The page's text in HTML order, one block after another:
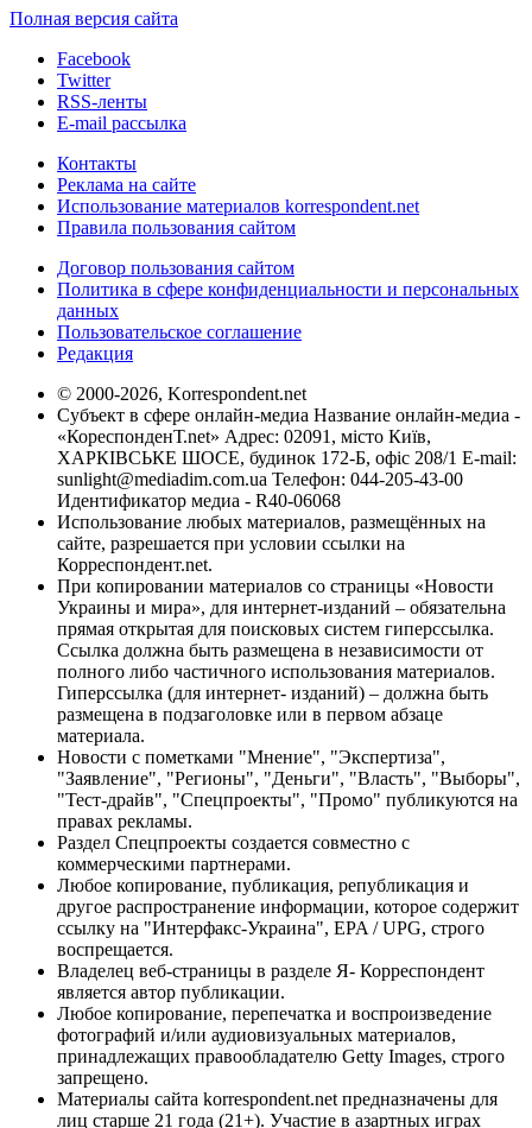
Полная версия сайта
Facebook
Twitter
RSS-ленты
E-mail рассылка
Контакты
Реклама на сайте
Использование материалов korrespondent.net
Правила пользования сайтом
Договор пользования сайтом
Политика в сфере конфиденциальности и персональных
данных
Пользовательское соглашение
Редакция
© 2000-2026, Korrespondent.net
Субъект в сфере онлайн-медиа Название онлайн-медиа -
«КореспонденТ.net» Адрес: 02091, місто Київ,
ХАРКІВСЬКЕ ШОСЕ, будинок 172-Б, офіс 208/1 E-mail:
sunlight@mediadim.com.ua Телефон: 044-205-43-00
Идентификатор медиа - R40-06068
Использование любых материалов, размещённых на
сайте, разрешается при условии ссылки на
Корреспондент.net.
При копировании материалов со страницы «Новости
Украины и мира», для интернет-изданий – обязательна
прямая открытая для поисковых систем гиперссылка.
Ссылка должна быть размещена в независимости от
полного либо частичного использования материалов.
Гиперссылка (для интернет- изданий) – должна быть
размещена в подзаголовке или в первом абзаце
материала.
Новости с пометками "Мнение", "Экспертиза",
"Заявление", "Регионы", "Деньги", "Власть", "Выборы",
"Тест-драйв", "Спецпроекты", "Промо" публикуются на
правах рекламы.
Раздел Спецпроекты создается совместно с
коммерческими партнерами.
Любое копирование, публикация, републикация и
другое распространение информации, которое содержит
ссылку на "Интерфакс-Украина", EPA / UPG, строго
воспрещается.
Владелец веб-страницы в разделе Я- Корреспондент
является автор публикации.
Любое копирование, перепечатка и воспроизведение
фотографий и/или аудиовизуальных материалов,
принадлежащих правообладателю Getty Images, строго
запрещено.
Материалы сайта korrespondent.net предназначены для
лиц старше 21 года (21+). Участие в азартных играх